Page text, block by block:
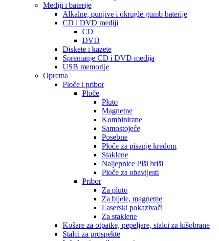
Mediji i baterije
Alkalne, punjive i okrugle gumb baterije
CD i DVD mediji
CD
DVD
Diskete i kazete
Spremanje CD i DVD medija
USB memorije
Oprema
Ploče i pribor
Ploče
Pluto
Magnetne
Kombinirane
Samostojeće
Posebne
Ploče za pisanje kredom
Staklene
Naljepnice Piši briši
Ploče za obavijesti
Pribor
Za pluto
Za bijele, magnetne
Laserski pokazivači
Za staklene
Košare za otpatke, pepeljare, stalci za kišobrane
Stalci za prospekte